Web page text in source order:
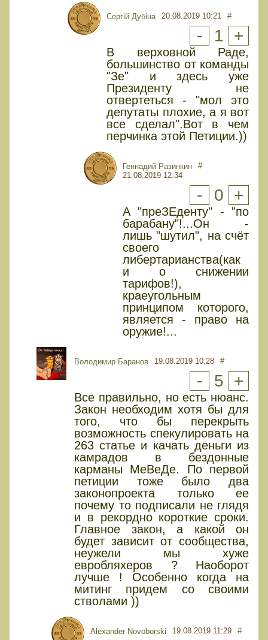
Сергій Дубіна 20.08.2019 10:21 #
- 1 +
В верховной Раде,
большинство от команды
"Зе" и здесь уже
Президенту не
отвертеться - "мол это
депутаты плохие, а я вот
все сделал".Вот в чем
перчинка этой Петиции.))
Геннадий Разинкин
21.08.2019 12:34
#
- 0 +
А "преЗЕденту" - "по
барабану"!...Он -
лишь "шутил", на счёт
своего
либертарианства(как
и о снижении
тарифов!),
краеугольным
принципом которого,
является - право на
оружие!...
Володимир Баранов 19.08.2019 10:28 #
- 5 +
Все правильно, но есть нюанс.
Закон необходим хотя бы для
того, что бы перекрыть
возможность спекулировать на
263 статье и качать деньги из
камрадов в бездонные
карманы МеВеДе. По первой
петиции тоже было два
законопроекта только ее
почему то подписали не глядя
и в рекордно короткие сроки.
Главное закон, а какой он
будет зависит от сообщества,
неужели мы хуже
евробляхеров ? Наоборот
лучше ! Особенно когда на
митинг придем со своими
стволами ))
Alexander Novoborski 19.08.2019 11:29 #